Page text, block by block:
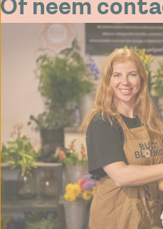
Of neem